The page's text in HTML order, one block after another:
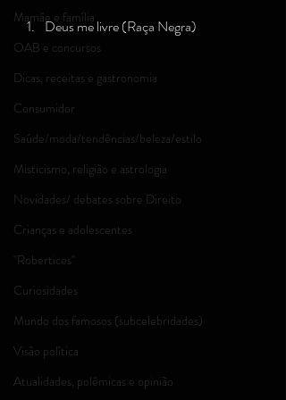
Mamãe e família
OAB e concursos
Dicas, receitas e gastronomia
Consumidor
Saúde/moda/tendências/beleza/estilo
Misticismo, religião e astrologia
Novidades/ debates sobre Direito
Crianças e adolescentes
''Robertices''
Curiosidades
Mundo dos famosos (subcelebridades)
Visão política
Atualidades, polêmicas e opinião
Deus me livre (Raça Negra)